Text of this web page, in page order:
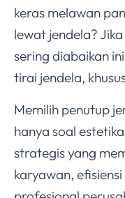
keras melawan
lewat jendela?
sering diabaikan
tirai jendela,
Memilih penutup
hanya soal
strategis yang
karyawan,